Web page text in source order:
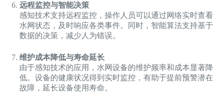
远程监控与智能决策
感知技术支持远程监控，操作人员可以通过网络实时查看
水网状态，及时响应各类事件。同时，智能算法支持基于
数据的决策，减少人为错误。
维护成本降低与寿命延长
由于感知技术的应用，水网设备的维护频率和成本显著降
低。设备的健康状况得到实时监控，有助于提前预警潜在
故障，延长设备使用寿命。